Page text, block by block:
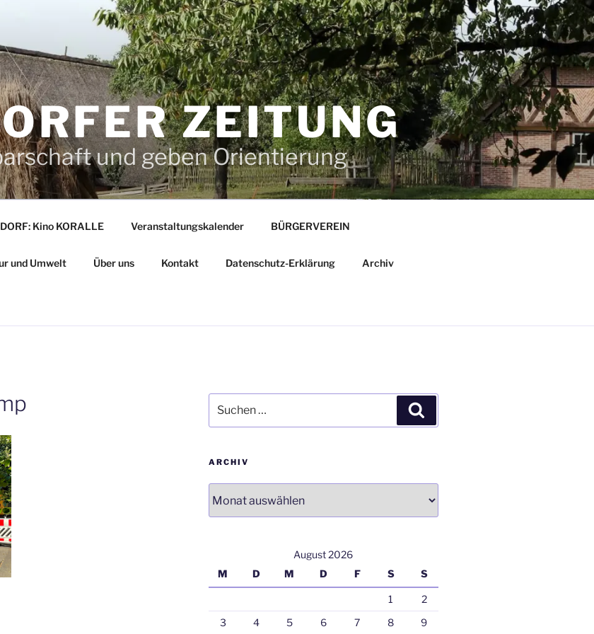
ZEITUNG
und geben Orientierung
Kino KORALLE Veranstaltungskalender BÜRGERVEREIN
und Umwelt Über uns Kontakt Datenschutz-Erklärung Archiv
nach:
ARCHIV
August 2026
M
D M D F S S
1
2
3
4 5 6 7 8 9